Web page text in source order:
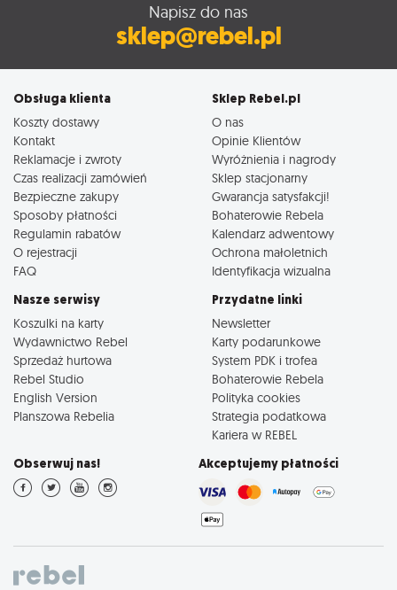
Napisz do nas
sklep@rebel.pl
Obsługa klienta
Koszty dostawy
Kontakt
Reklamacje i zwroty
Czas realizacji zamówień
Bezpieczne zakupy
Sposoby płatności
Regulamin rabatów
O rejestracji
FAQ
Sklep Rebel.pl
O nas
Opinie Klientów
Wyróżnienia i nagrody
Sklep stacjonarny
Gwarancja satysfakcji!
Bohaterowie Rebela
Kalendarz adwentowy
Ochrona małoletnich
Identyfikacja wizualna
Nasze serwisy
Koszulki na karty
Wydawnictwo Rebel
Sprzedaż hurtowa
Rebel Studio
English Version
Planszowa Rebelia
Przydatne linki
Newsletter
Karty podarunkowe
System PDK i trofea
Bohaterowie Rebela
Polityka cookies
Strategia podatkowa
Kariera w REBEL
Obserwuj nas! Akceptujemy płatności